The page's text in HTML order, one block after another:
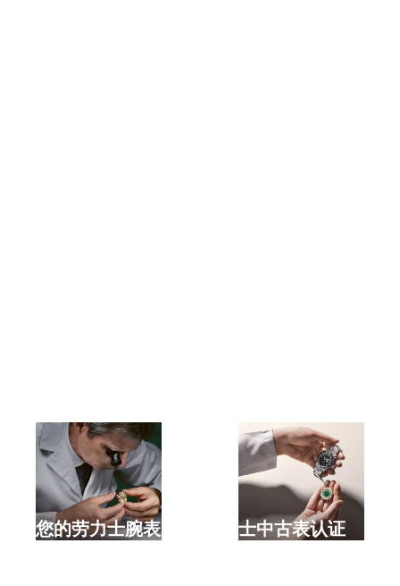
检修您的劳力士腕表 劳力士中古表认证